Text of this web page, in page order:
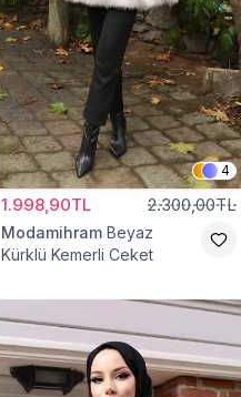
4
1.998,90TL 2.300,00TL
Modamihram Beyaz
Kürklü Kemerli Ceket